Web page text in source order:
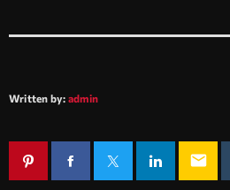
Written by: admin
email